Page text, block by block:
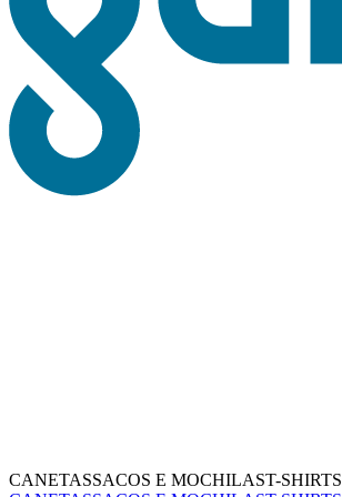
CANETASSACOS E MOCHILAST-SHIRTS